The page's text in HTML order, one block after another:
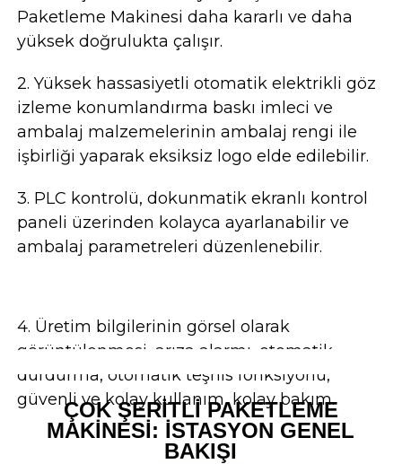
Paketleme Makinesi daha kararlı ve daha
yüksek doğrulukta çalışır.
2. Yüksek hassasiyetli otomatik elektrikli göz
izleme konumlandırma baskı imleci ve
ambalaj malzemelerinin ambalaj rengi ile
işbirliği yaparak eksiksiz logo elde edilebilir.
3. PLC kontrolü, dokunmatik ekranlı kontrol
paneli üzerinden kolayca ayarlanabilir ve
ambalaj parametreleri düzenlenebilir.
4. Üretim bilgilerinin görsel olarak
görüntülenmesi, arıza alarmı, otomatik
durdurma, otomatik teşhis fonksiyonu,
güvenli ve kolay kullanım, kolay bakım.
ÇOK ŞERITLI PAKETLEME
MAKINESI: İSTASYON GENEL
BAKIŞI